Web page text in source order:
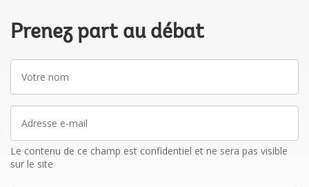
Prenez part au débat
nom
mail
Le contenu de ce champ est confidentiel et ne sera pas visible
sur le site